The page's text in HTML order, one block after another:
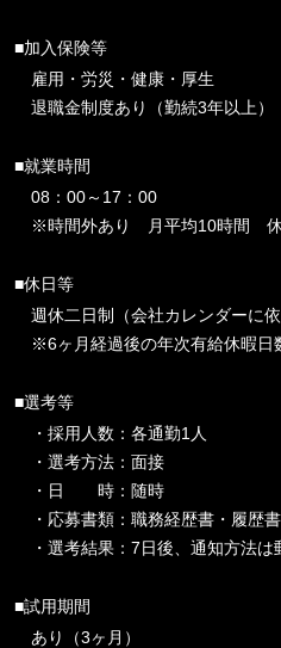
■加入保険等
雇用・労災・健康・厚生
退職金制度あり（勤続3年以上）
■就業時間
08：00～17：00
※時間外あり 月平均10時間 休
■休日等
週休二日制（会社カレンダーに依
※6ヶ月経過後の年次有給休暇日
■選考等
・採用人数：各通勤1人
・選考方法：面接
・日 時：随時
・応募書類：職務経歴書・履歴
・選考結果：7日後、通知方法は
■試用期間
あり（3ヶ月）